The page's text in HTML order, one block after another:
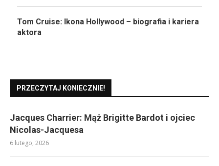
Tom Cruise: Ikona Hollywood – biografia i kariera
aktora
PRZECZYTAJ KONIECZNIE!
Jacques Charrier: Mąż Brigitte Bardot i ojciec
Nicolas-Jacquesa
6 lutego, 2026